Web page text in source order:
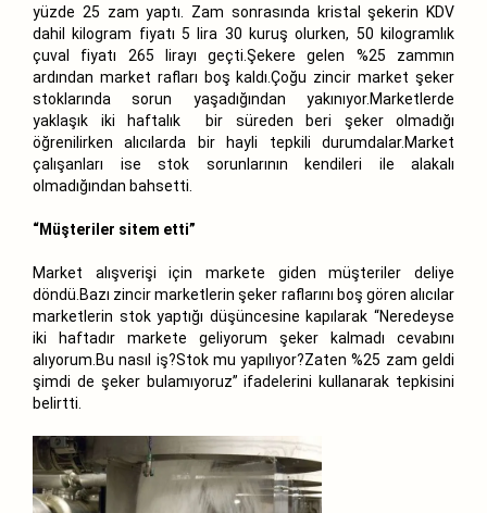
yüzde 25 zam yaptı. Zam sonrasında kristal şekerin KDV
dahil kilogram fiyatı 5 lira 30 kuruş olurken, 50 kilogramlık
çuval fiyatı 265 lirayı geçti.Şekere gelen %25 zammın
ardından market rafları boş kaldı.Çoğu zincir market şeker
stoklarında sorun yaşadığından yakınıyor.Marketlerde
yaklaşık iki haftalık bir süreden beri şeker olmadığı
öğrenilirken alıcılarda bir hayli tepkili durumdalar.Market
çalışanları ise stok sorunlarının kendileri ile alakalı
olmadığından bahsetti.
“Müşteriler sitem etti”
Market alışverişi için markete giden müşteriler deliye
döndü.Bazı zincir marketlerin şeker raflarını boş gören alıcılar
marketlerin stok yaptığı düşüncesine kapılarak “Neredeyse
iki haftadır markete geliyorum şeker kalmadı cevabını
alıyorum.Bu nasıl iş?Stok mu yapılıyor?Zaten %25 zam geldi
şimdi de şeker bulamıyoruz” ifadelerini kullanarak tepkisini
belirtti.